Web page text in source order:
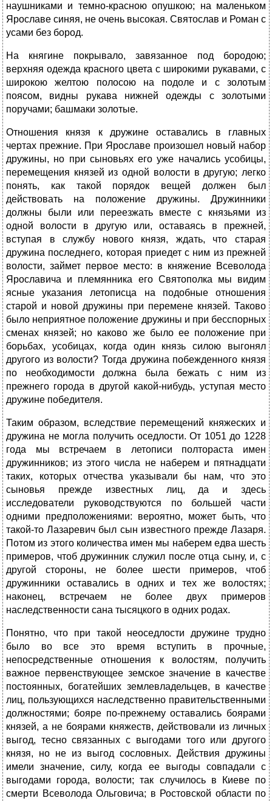
наушниками и темно-красною опушкою; на маленьком
Ярославе синяя, не очень высокая. Святослав и Роман с
усами без бород.
На княгине покрывало, завязанное под бородою;
верхняя одежда красного цвета с широкими рукавами, с
широкою желтою полосою на подоле и с золотым
поясом, видны рукава нижней одежды с золотыми
поручами; башмаки золотые.
Отношения князя к дружине оставались в главных
чертах прежние. При Ярославе произошел новый набор
дружины, но при сыновьях его уже начались усобицы,
перемещения князей из одной волости в другую; легко
понять, как такой порядок вещей должен был
действовать на положение дружины. Дружинники
должны были или переезжать вместе с князьями из
одной волости в другую или, оставаясь в прежней,
вступая в службу нового князя, ждать, что старая
дружина последнего, которая приедет с ним из прежней
волости, займет первое место: в княжение Всеволода
Ярославича и племянника его Святополка мы видим
ясные указания летописца на подобные отношения
старой и новой дружины при перемене князей. Таково
было неприятное положение дружины и при бесспорных
сменах князей; но каково же было ее положение при
борьбах, усобицах, когда один князь силою выгонял
другого из волости? Тогда дружина побежденного князя
по необходимости должна была бежать с ним из
прежнего города в другой какой-нибудь, уступая место
дружине победителя.
Таким образом, вследствие перемещений княжеских и
дружина не могла получить оседлости. От 1051 до 1228
года мы встречаем в летописи полтораста имен
дружинников; из этого числа не наберем и пятнадцати
таких, которых отчества указывали бы нам, что это
сыновья прежде известных лиц, да и здесь
исследователи руководствуются по большей части
одними предположениями: вероятно, может быть, что
такой-то Лазаревич был сын известного прежде Лазаря.
Потом из этого количества имен мы наберем едва шесть
примеров, чтоб дружинник служил после отца сыну, и, с
другой стороны, не более шести примеров, чтоб
дружинники оставались в одних и тех же волостях;
наконец, встречаем не более двух примеров
наследственности сана тысяцкого в одних родах.
Понятно, что при такой неоседлости дружине трудно
было во все это время вступить в прочные,
непосредственные отношения к волостям, получить
важное первенствующее земское значение в качестве
постоянных, богатейших землевладельцев, в качестве
лиц, пользующихся наследственно правительственными
должностями; бояре по-прежнему оставались боярами
князей, а не боярами княжеств, действовали из личных
выгод, тесно связанных с выгодами того или другого
князя, но не из выгод сословных. Действия дружины
имели значение, силу, когда ее выгоды совпадали с
выгодами города, волости; так случилось в Киеве по
смерти Всеволода Ольговича; в Ростовской области по